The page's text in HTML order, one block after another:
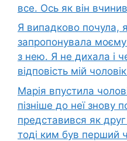
все. Ось як він
Я випадково почула,
запропонувала
з нею. Я не дихала і
відповість мій
Марія впустила
пізніше до неї знову
представився як
тоді ким був перший